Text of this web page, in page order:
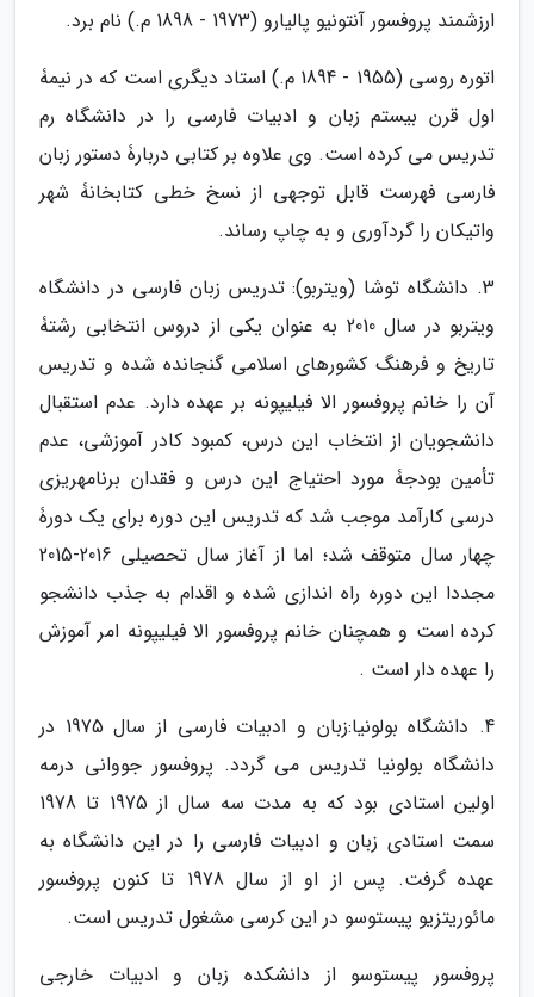
ارزشمند پروفسور آنتونیو پالیارو (1973 - 1898 م.) نام برد.
اتوره روسی (1955 - 1894 م.) استاد دیگری است که در نیمۀ
اول قرن بیستم زبان و ادبیات فارسی را در دانشگاه رم
تدریس می­ کرده است. وی علاوه بر کتابی دربارۀ دستور زبان
فارسی فهرست قابل توجهی از نسخ خطی کتابخانۀ شهر
واتیکان را گردآوری و به چاپ رساند.
3. دانشگاه توشا (ویتربو): تدریس زبان فارسی در دانشگاه
ویتربو در سال 2010 به عنوان یکی از دروس انتخابی رشتۀ
تاریخ و فرهنگ کشورهای اسلامی گنجانده شده و تدریس
آن را خانم پروفسور الا فیلیپونه بر عهده دارد. عدم استقبال
دانشجویان از انتخاب این درس، کمبود کادر آموزشی، عدم
تأمین بودجۀ مورد احتیاج این درس و فقدان برنامه­ریزی
درسی کارآمد موجب شد که تدریس این دوره برای یک دورۀ
چهار سال متوقف شد؛ اما از آغاز سال تحصیلی 2016-2015
مجددا این دوره راه اندازی شده و اقدام به جذب دانشجو
کرده است و همچنان خانم پروفسور الا فیلیپونه امر آموزش
را عهده ­دار است .
4. دانشگاه بولونیا:زبان و ادبیات فارسی از سال 1975 در
دانشگاه بولونیا تدریس می ­گردد. پروفسور جووانی درمه
اولین استادی بود که به مدت سه سال از 1975 تا 1978
سمت استادی زبان و ادبیات فارسی را در این دانشگاه به
عهده گرفت. پس از او از سال 1978 تا کنون پروفسور
مائوریتزیو پیستوسو در این کرسی مشغول تدریس است.
پروفسور پیستوسو از دانشکده زبان و ادبیات خارجی